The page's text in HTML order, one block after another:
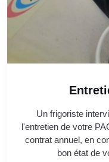
Un frigoriste
l'entretien de votre
contrat annuel, en
bon état de